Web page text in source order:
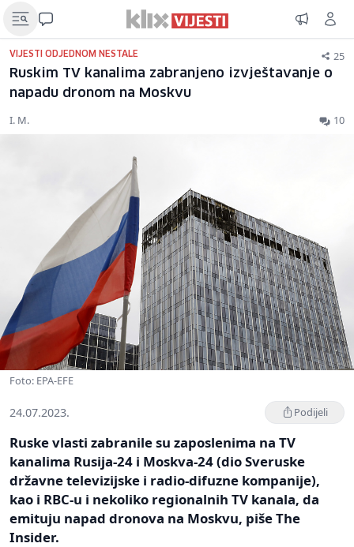
VIJESTI ODJEDNOM NESTALE 25
Ruskim TV kanalima zabranjeno izvještavanje o
napadu dronom na Moskvu
I. M. 10
Foto: EPA-EFE
24.07.2023. Podijeli
Ruske vlasti zabranile su zaposlenima na TV
kanalima Rusija-24 i Moskva-24 (dio Sveruske
državne televizijske i radio-difuzne kompanije),
kao i RBC-u i nekoliko regionalnih TV kanala, da
emituju napad dronova na Moskvu, piše The
Insider.